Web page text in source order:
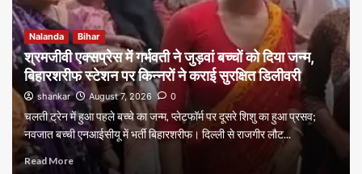
Nalanda Bihar
श्रमजीवी एक्सप्रेस में गर्भवती ने जुड़वां बच्चों को दिया जन्म,
बिहारशरीफ स्टेशन पर किन्नरों ने कराई सुरक्षित डिलीवरी
shankar August 7, 2026 0
चलती ट्रेन में हुआ पहले बच्चे का जन्म, प्लेटफॉर्म पर दूसरे शिशु का हुआ प्रसव;
नवजात बच्ची एनआईसीयू में भर्ती बिहारशरीफ। दिल्ली से राजगीर लौट...
Read More